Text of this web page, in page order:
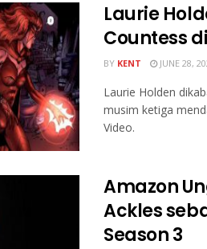
Laurie
Countess
BY KENT JUNE 28,
Laurie Holden
musim ketiga
Video.
Amazon
Ackles
Season 3